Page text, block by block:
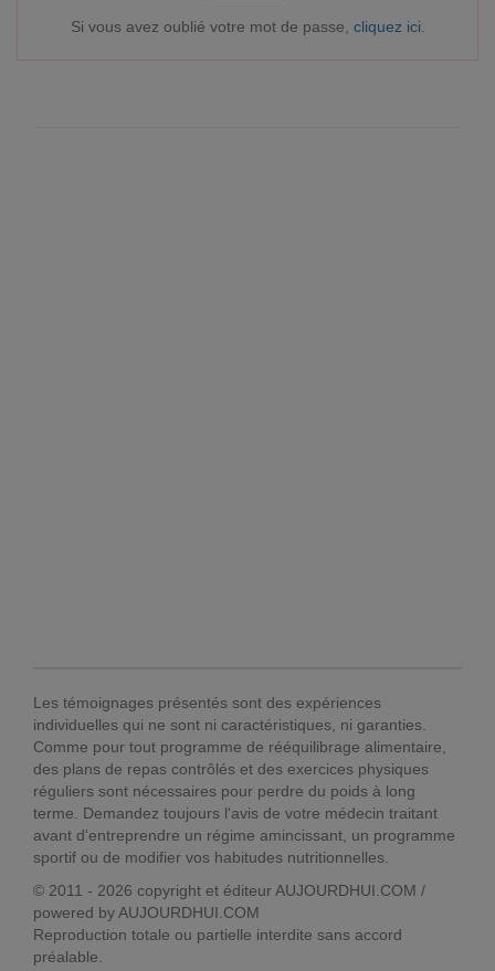
Si vous avez oublié votre mot de passe, cliquez ici
Les témoignages présentés sont des expériences
individuelles qui ne sont ni caractéristiques, ni garanties.
Comme pour tout programme de rééquilibrage alimentaire,
des plans de repas contrôlés et des exercices physiques
réguliers sont nécessaires pour perdre du poids à long
terme. Demandez toujours l'avis de votre médecin traitant
avant d'entreprendre un régime amincissant, un programme
sportif ou de modifier vos habitudes nutritionnelles.
© 2011 - 2026 copyright et éditeur AUJOURDHUI.COM /
powered by AUJOURDHUI.COM
Reproduction totale ou partielle interdite sans accord
préalable.